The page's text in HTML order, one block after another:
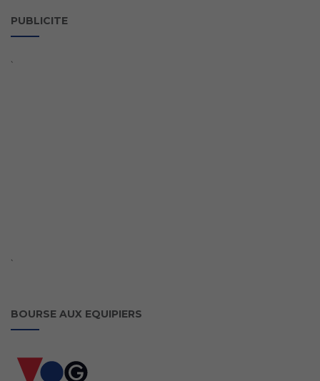
PUBLICITE
`
`
BOURSE AUX EQUIPIERS